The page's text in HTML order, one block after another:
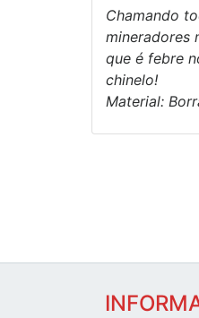
Chamando
mineradores
que é febre
chinelo!
Material: